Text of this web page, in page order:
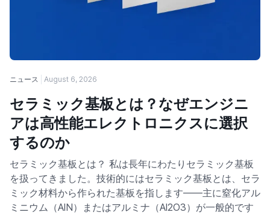
ニュース August 6, 2026
セラミック基板とは？なぜエンジニ
アは高性能エレクトロニクスに選択
するのか
セラミック基板とは？ 私は長年にわたりセラミック基板
を扱ってきました。技術的にはセラミック基板とは、セラ
ミック材料から作られた基板を指します——主に窒化アル
ミニウム（AlN）またはアルミナ（Al2O3）が一般的です